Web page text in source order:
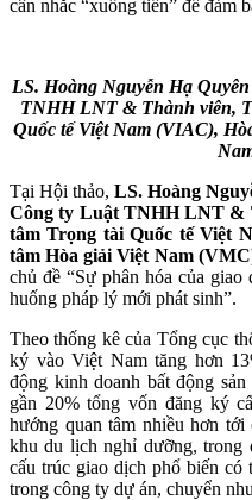
cân nhắc “xuống tiền” để đảm
LS. Hoàng Nguyễn Hạ
TNHH LNT & Thành viên,
Quốc tế Việt Nam (VIAC),
Tại Hội thảo, LS. Hoàng
Công ty Luật TNHH LNT &
tâm Trọng tài Quốc tế Việt
tâm Hòa giải Việt Nam
chủ đề “Sự phân hóa của
huống pháp lý mới phát sinh”.
Theo thống kê của Tổng cục
ký vào Việt Nam tăng hơn
động kinh doanh bất động
gần 20% tổng vốn đăng ký
hướng quan tâm nhiều hơn
khu du lịch nghỉ dưỡng, trong
cấu trúc giao dịch phổ biến có
trong công ty dự án, chuyển